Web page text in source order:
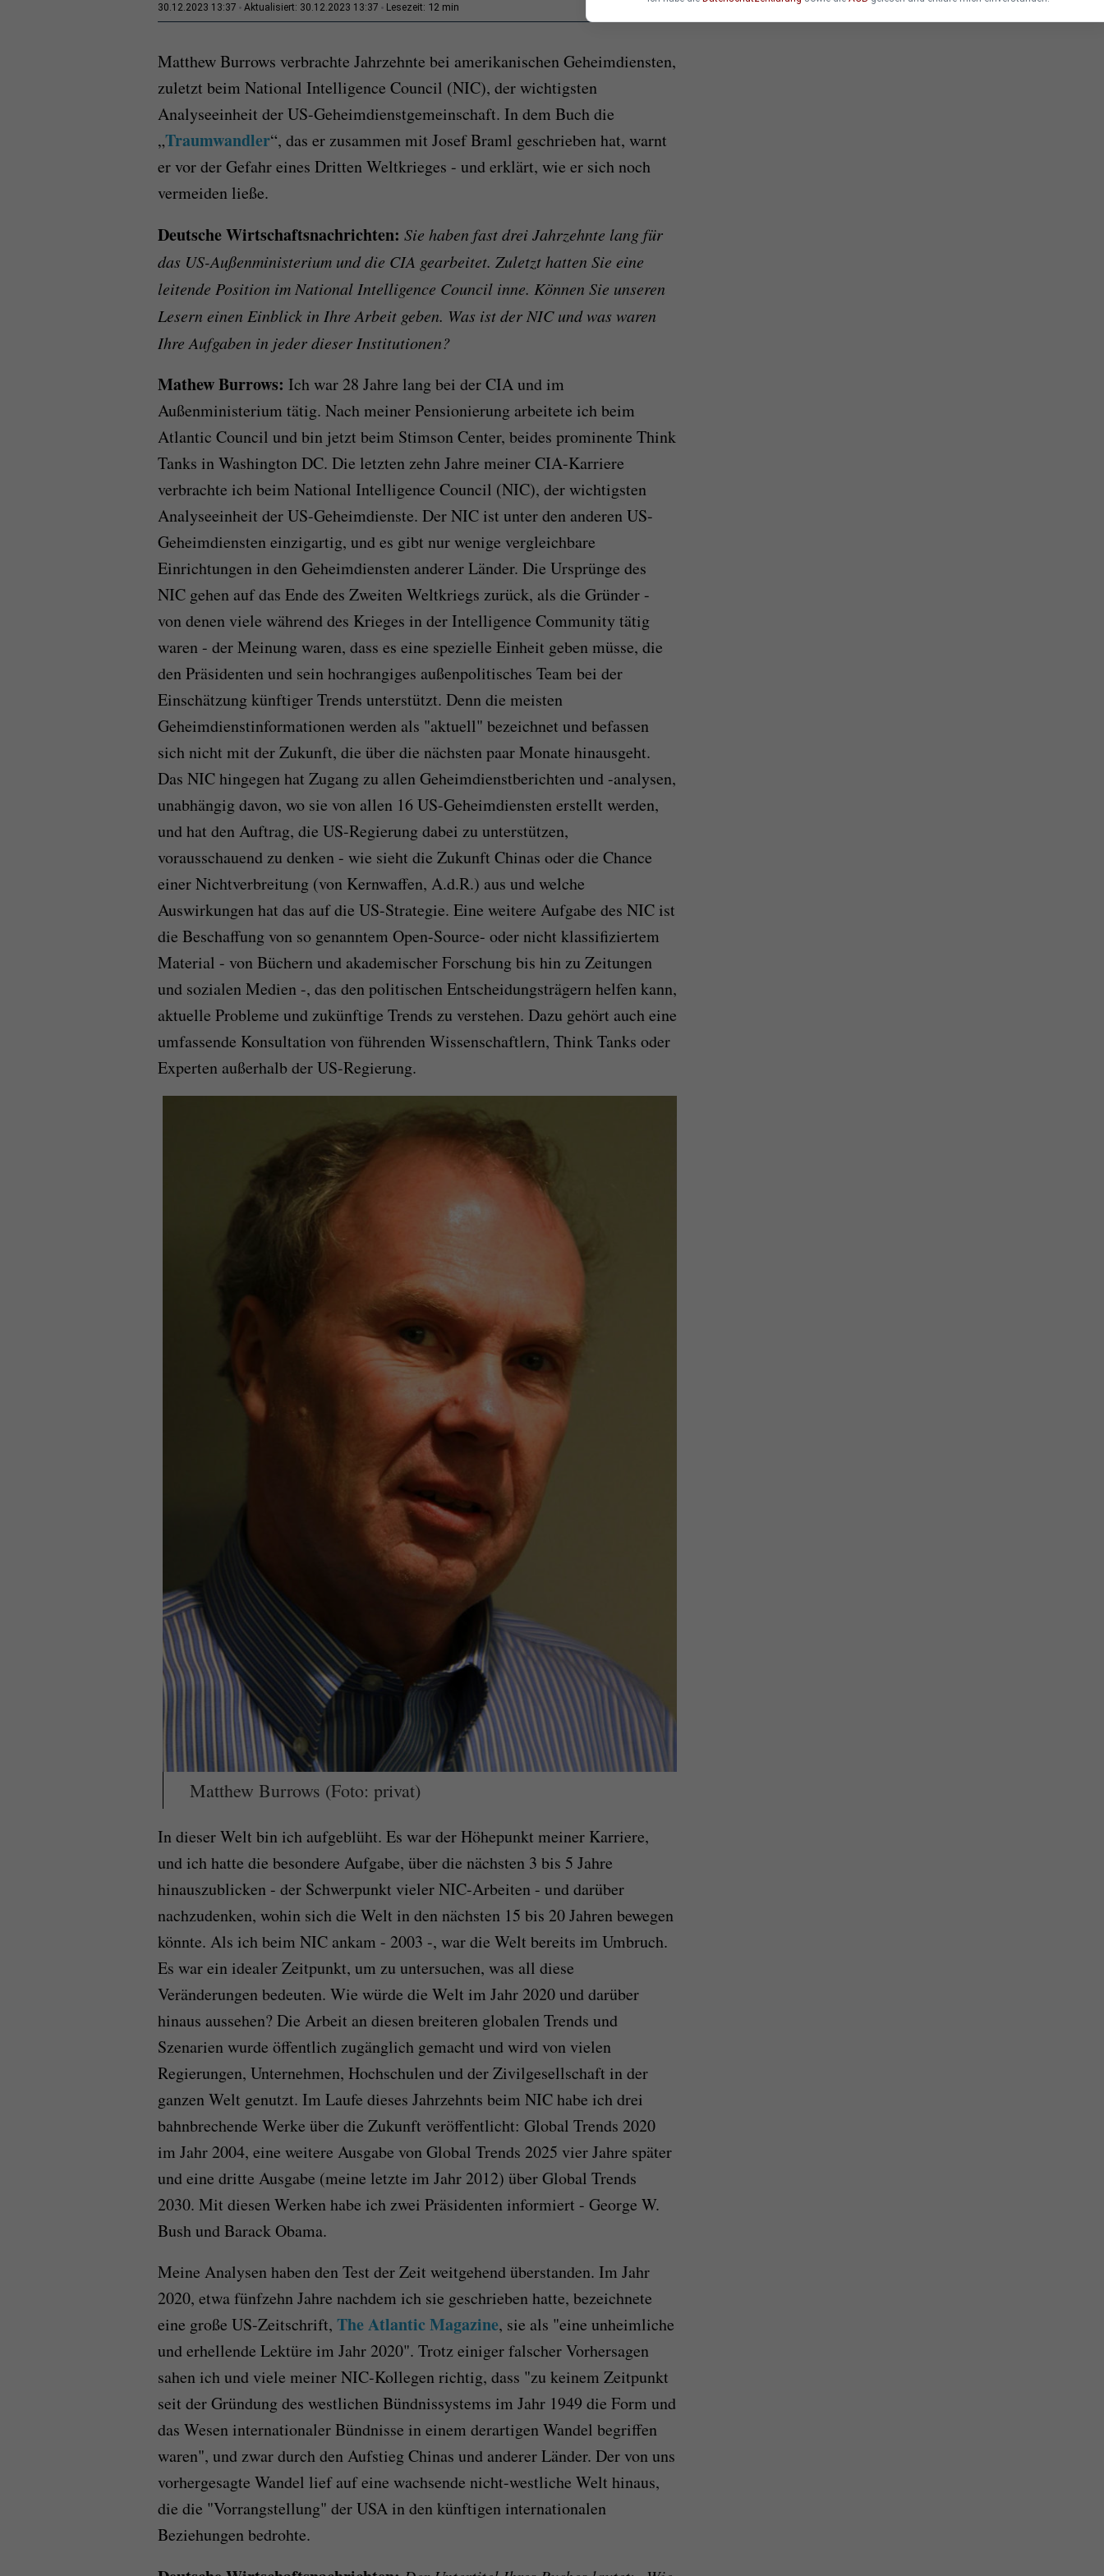
30.12.2023 13:37 Aktualisiert: 30.12.2023 13:37 Lesezeit: 12 min
Matthew Burrows verbrachte Jahrzehnte bei amerikanischen Geheimdiensten,
zuletzt beim National Intelligence Council (NIC), der wichtigsten
Analyseeinheit der US-Geheimdienstgemeinschaft. In dem Buch die
„Traumwandler“, das er zusammen mit Josef Braml geschrieben hat, warnt
er vor der Gefahr eines Dritten Weltkrieges - und erklärt, wie er sich noch
vermeiden ließe.
Deutsche Wirtschaftsnachrichten: Sie haben fast drei Jahrzehnte lang für
das US-Außenministerium und die CIA gearbeitet. Zuletzt hatten Sie eine
leitende Position im National Intelligence Council inne. Können Sie unseren
Lesern einen Einblick in Ihre Arbeit geben. Was ist der NIC und was waren
Ihre Aufgaben in jeder dieser Institutionen?
Mathew Burrows: Ich war 28 Jahre lang bei der CIA und im
Außenministerium tätig. Nach meiner Pensionierung arbeitete ich beim
Atlantic Council und bin jetzt beim Stimson Center, beides prominente Think
Tanks in Washington DC. Die letzten zehn Jahre meiner CIA-Karriere
verbrachte ich beim National Intelligence Council (NIC), der wichtigsten
Analyseeinheit der US-Geheimdienste. Der NIC ist unter den anderen US-
Geheimdiensten einzigartig, und es gibt nur wenige vergleichbare
Einrichtungen in den Geheimdiensten anderer Länder. Die Ursprünge des
NIC gehen auf das Ende des Zweiten Weltkriegs zurück, als die Gründer -
von denen viele während des Krieges in der Intelligence Community tätig
waren - der Meinung waren, dass es eine spezielle Einheit geben müsse, die
den Präsidenten und sein hochrangiges außenpolitisches Team bei der
Einschätzung künftiger Trends unterstützt. Denn die meisten
Geheimdienstinformationen werden als "aktuell" bezeichnet und befassen
sich nicht mit der Zukunft, die über die nächsten paar Monate hinausgeht.
Das NIC hingegen hat Zugang zu allen Geheimdienstberichten und -analysen,
unabhängig davon, wo sie von allen 16 US-Geheimdiensten erstellt werden,
und hat den Auftrag, die US-Regierung dabei zu unterstützen,
vorausschauend zu denken - wie sieht die Zukunft Chinas oder die Chance
einer Nichtverbreitung (von Kernwaffen, A.d.R.) aus und welche
Auswirkungen hat das auf die US-Strategie. Eine weitere Aufgabe des NIC ist
die Beschaffung von so genanntem Open-Source- oder nicht klassifiziertem
Material - von Büchern und akademischer Forschung bis hin zu Zeitungen
und sozialen Medien -, das den politischen Entscheidungsträgern helfen kann,
aktuelle Probleme und zukünftige Trends zu verstehen. Dazu gehört auch eine
umfassende Konsultation von führenden Wissenschaftlern, Think Tanks oder
Experten außerhalb der US-Regierung.
Matthew Burrows (Foto: privat)
In dieser Welt bin ich aufgeblüht. Es war der Höhepunkt meiner Karriere,
und ich hatte die besondere Aufgabe, über die nächsten 3 bis 5 Jahre
hinauszublicken - der Schwerpunkt vieler NIC-Arbeiten - und darüber
nachzudenken, wohin sich die Welt in den nächsten 15 bis 20 Jahren bewegen
könnte. Als ich beim NIC ankam - 2003 -, war die Welt bereits im Umbruch.
Es war ein idealer Zeitpunkt, um zu untersuchen, was all diese
Veränderungen bedeuten. Wie würde die Welt im Jahr 2020 und darüber
hinaus aussehen? Die Arbeit an diesen breiteren globalen Trends und
Szenarien wurde öffentlich zugänglich gemacht und wird von vielen
Regierungen, Unternehmen, Hochschulen und der Zivilgesellschaft in der
ganzen Welt genutzt. Im Laufe dieses Jahrzehnts beim NIC habe ich drei
bahnbrechende Werke über die Zukunft veröffentlicht: Global Trends 2020
im Jahr 2004, eine weitere Ausgabe von Global Trends 2025 vier Jahre später
und eine dritte Ausgabe (meine letzte im Jahr 2012) über Global Trends
2030. Mit diesen Werken habe ich zwei Präsidenten informiert - George W.
Bush und Barack Obama.
Meine Analysen haben den Test der Zeit weitgehend überstanden. Im Jahr
2020, etwa fünfzehn Jahre nachdem ich sie geschrieben hatte, bezeichnete
eine große US-Zeitschrift, The Atlantic Magazine, sie als "eine unheimliche
und erhellende Lektüre im Jahr 2020". Trotz einiger falscher Vorhersagen
sahen ich und viele meiner NIC-Kollegen richtig, dass "zu keinem Zeitpunkt
seit der Gründung des westlichen Bündnissystems im Jahr 1949 die Form und
das Wesen internationaler Bündnisse in einem derartigen Wandel begriffen
waren", und zwar durch den Aufstieg Chinas und anderer Länder. Der von uns
vorhergesagte Wandel lief auf eine wachsende nicht-westliche Welt hinaus,
die die "Vorrangstellung" der USA in den künftigen internationalen
Beziehungen bedrohte.